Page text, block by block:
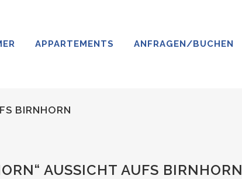
APPARTEMENTS ANFRAGEN/BUCHEN
BIRNHORN
AUSSICHT AUFS BIRNHORN